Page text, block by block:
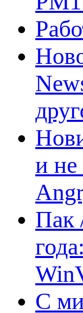
и не
Пак
С